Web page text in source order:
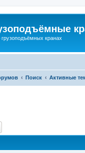
грузоподъёмных кранах
Поиск Активные